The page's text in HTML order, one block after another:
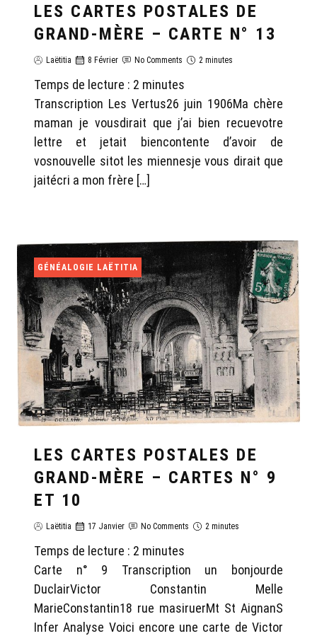
LES CARTES POSTALES DE
GRAND-MÈRE – CARTE N° 13
Laëtitia 8 Février No Comments 2 minutes
Temps de lecture : 2 minutes
Transcription Les Vertus26 juin 1906Ma chère
maman je vousdirait que j’ai bien recuevotre
lettre et jetait biencontente d’avoir de
vosnouvelle sitot les miennesje vous dirait que
jaitécri a mon frère […]
GÉNÉALOGIE LAËTITIA
LES CARTES POSTALES DE
GRAND-MÈRE – CARTES N° 9
ET 10
Laëtitia 17 Janvier No Comments 2 minutes
Temps de lecture : 2 minutes
Carte n° 9 Transcription un bonjourde
DuclairVictor Constantin Melle
MarieConstantin18 rue masiruerMt St AignanS
Infer Analyse Voici encore une carte de Victor